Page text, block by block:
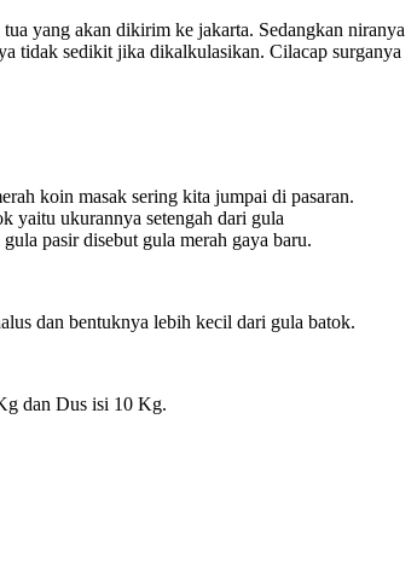
yang akan dikirim ke jakarta. Sedangkan niranya
tidak sedikit jika dikalkulasikan. Cilacap surganya
koin masak sering kita jumpai di pasaran.
yaitu ukurannya setengah dari gula
pasir disebut gula merah gaya baru.
dan bentuknya lebih kecil dari gula batok.
dan Dus isi 10 Kg.